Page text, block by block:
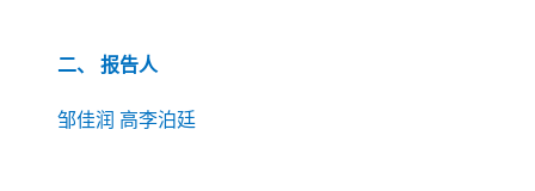
二、 报告人
邹佳润 高李泊廷